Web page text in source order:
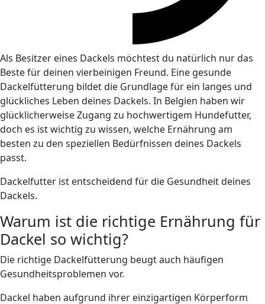
Als Besitzer eines Dackels möchtest du natürlich nur das
Beste für deinen vierbeinigen Freund. Eine gesunde
Dackelfütterung bildet die Grundlage für ein langes und
glückliches Leben deines Dackels. In Belgien haben wir
glücklicherweise Zugang zu hochwertigem Hundefutter,
doch es ist wichtig zu wissen, welche Ernährung am
besten zu den speziellen Bedürfnissen deines Dackels
passt.
Dackelfutter ist entscheidend für die Gesundheit deines
Dackels.
Warum ist die richtige Ernährung für
Dackel so wichtig?
Die richtige Dackelfütterung beugt auch häufigen
Gesundheitsproblemen vor.
Dackel haben aufgrund ihrer einzigartigen Körperform